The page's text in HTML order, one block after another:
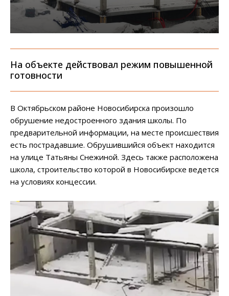
На объекте действовал режим повышенной
готовности
В Октябрьском районе Новосибирска произошло
обрушение недостроенного здания школы. По
предварительной информации, на месте происшествия
есть пострадавшие. Обрушившийся объект находится
на улице Татьяны Снежиной. Здесь также расположена
школа, строительство которой в Новосибирске ведется
на условиях концессии.